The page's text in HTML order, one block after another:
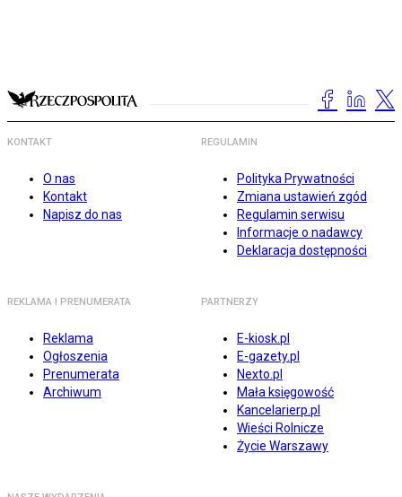
KONTAKT
O nas
Kontakt
Napisz do nas
REGULAMIN
Polityka Prywatności
Zmiana ustawień zgód
Regulamin serwisu
Informacje o nadawcy
Deklaracja dostępności
REKLAMA I PRENUMERATA
Reklama
Ogłoszenia
Prenumerata
Archiwum
PARTNERZY
E-kiosk.pl
E-gazety.pl
Nexto.pl
Mała księgowość
Kancelarierp.pl
Wieści Rolnicze
Życie Warszawy